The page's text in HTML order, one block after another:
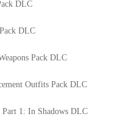
DLC
DLC
Pack DLC
Outfits Pack DLC
1: In Shadows DLC